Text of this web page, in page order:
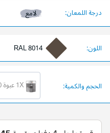
درجة اللمعان: لامع
اللون: RAL 8014
الحجم والكمية: 1X عبوة 900 مل